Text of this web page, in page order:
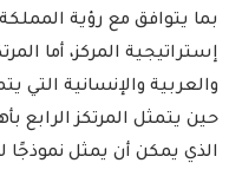
إستراتيجية المركز، أما
والعربية والإنسانية التي
حين يتمثل المرتكز الرابع
الذي يمكن أن يمثل